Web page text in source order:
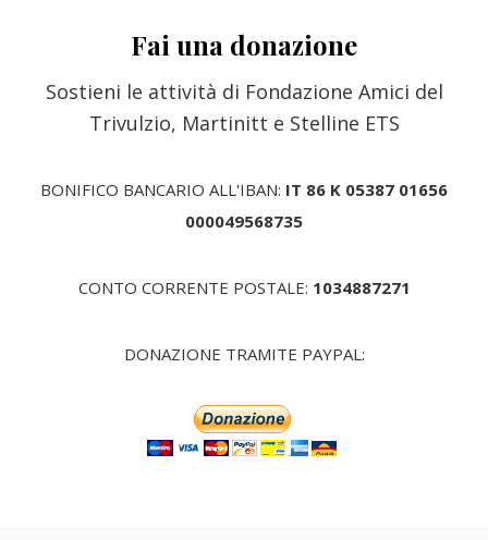
Fai una donazione
Sostieni le attività di Fondazione Amici del
Trivulzio, Martinitt e Stelline ETS
BONIFICO BANCARIO ALL'IBAN: IT 86 K 05387 01656
000049568735
CONTO CORRENTE POSTALE: 1034887271
DONAZIONE TRAMITE PAYPAL: